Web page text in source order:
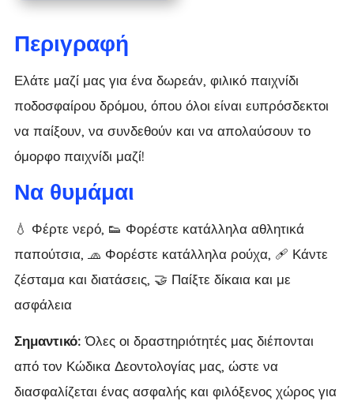
Περιγραφή
Ελάτε μαζί μας για ένα δωρεάν, φιλικό παιχνίδι
ποδοσφαίρου δρόμου, όπου όλοι είναι ευπρόσδεκτοι
να παίξουν, να συνδεθούν και να απολαύσουν το
όμορφο παιχνίδι μαζί!
Να θυμάμαι
💧 Φέρτε νερό, 👟 Φορέστε κατάλληλα αθλητικά
παπούτσια, 🧢 Φορέστε κατάλληλα ρούχα, 🩹 Κάντε
ζέσταμα και διατάσεις, 🤝 Παίξτε δίκαια και με
ασφάλεια
Σημαντικό: Όλες οι δραστηριότητές μας διέπονται
από τον Κώδικα Δεοντολογίας μας, ώστε να
διασφαλίζεται ένας ασφαλής και φιλόξενος χώρος για